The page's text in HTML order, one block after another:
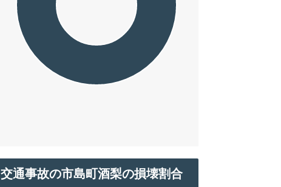
交通事故の市島町酒梨の損壊割合